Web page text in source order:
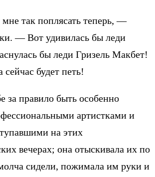
так поплясать теперь, —
— Вот удивилась бы леди
бы леди Гризель Макбет!
будет петь!
за правило быть особенно
артистками и
на этих
вечерах; она отыскивала их по
сидели, пожимала им руки и